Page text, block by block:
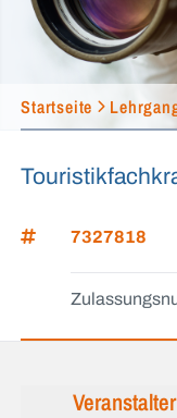
Startseite
7327818
Veranstalter